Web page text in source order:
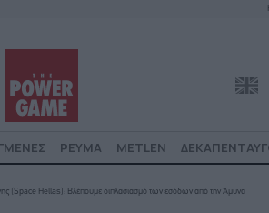
ΡΕΥΜΑ METLEN
(Space Hellas): Βλέπουμε διπλασιασμό των εσόδων από την Άμυνα